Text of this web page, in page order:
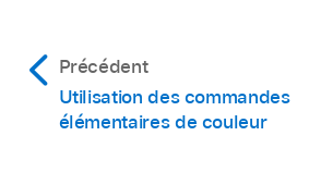
Précédent
Utilisation des commandes
élémentaires de couleur